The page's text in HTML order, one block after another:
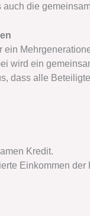
die
wird ein
dass alle
Kredit.
Einkommen der